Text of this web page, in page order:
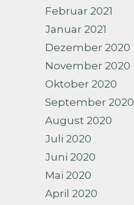
Februar 2021
Januar 2021
Dezember 2020
November 2020
Oktober 2020
September 2020
August 2020
Juli 2020
Juni 2020
Mai 2020
April 2020